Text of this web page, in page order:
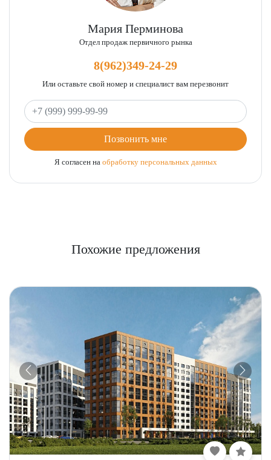
Мария Перминова
Отдел продаж первичного рынка
8(962)349-24-29
Или оставьте свой номер и специалист вам перезвонит
Позвонить мне
Я согласен на обработку персональных данных
Похожие предложения